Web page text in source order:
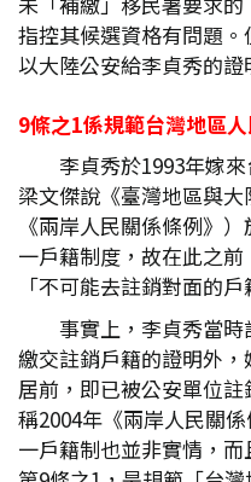
指控其候選資格有問題
以大陸公安給李貞秀的證
9條之1係規範台灣地區
李貞秀於1993年嫁
梁文傑說《臺灣地區與
《兩岸人民關係條例》
一戶籍制度，故在此之
「不可能去註銷對面的戶
事實上，李貞秀當
繳交註銷戶籍的證明外
居前，即已被公安單位
稱2004年《兩岸人民關
一戶籍制也並非實情，